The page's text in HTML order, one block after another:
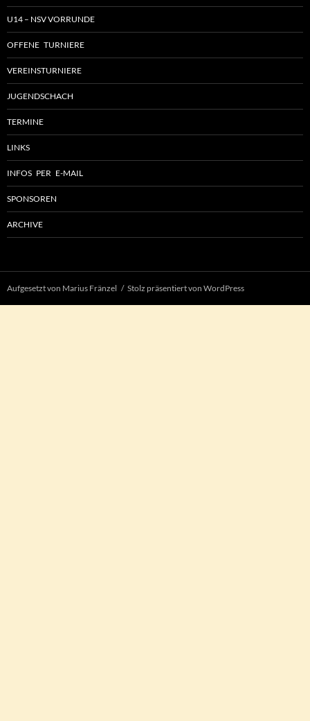
U14 – NSV VORRUNDE
OFFENE TURNIERE
VEREINSTURNIERE
JUGENDSCHACH
TERMINE
LINKS
INFOS PER E-MAIL
SPONSOREN
ARCHIVE
Aufgesetzt von Marius Fränzel Stolz präsentiert von WordPress